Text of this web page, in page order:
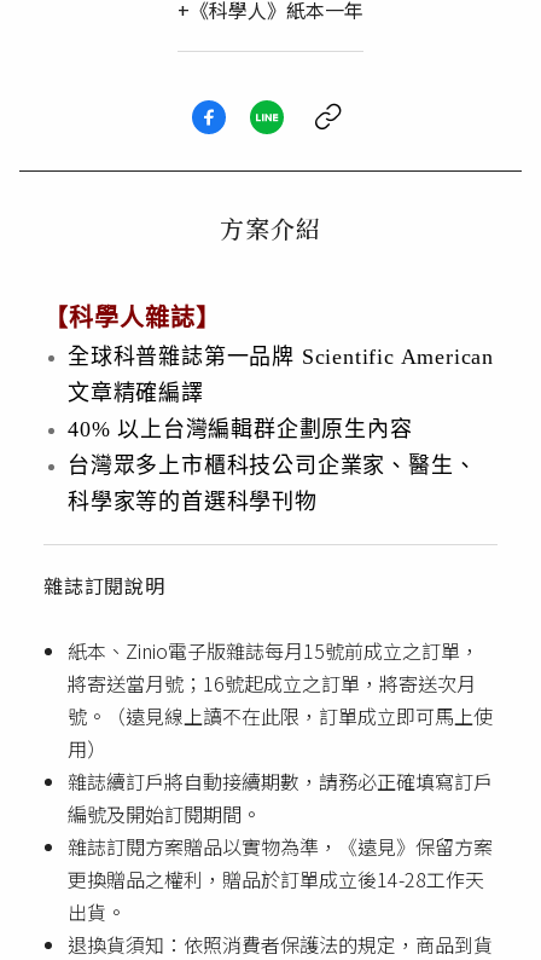
+《科學人》紙本一年
方案介紹
【科學人雜誌】
全球科普雜誌第一品牌 Scientific American
文章精確編譯
40% 以上台灣編輯群企劃原生內容
台灣眾多上市櫃科技公司企業家、醫生、
科學家等的首選科學刊物
雜誌訂閱說明
紙本、Zinio電子版雜誌每月15號前成立之訂單，
將寄送當月號；16號起成立之訂單，將寄送次月
號。（遠見線上讀不在此限，訂單成立即可馬上使
用）
雜誌續訂戶將自動接續期數，請務必正確填寫訂戶
編號及開始訂閱期間。
雜誌訂閱方案贈品以實物為準，《遠見》保留方案
更換贈品之權利，贈品於訂單成立後14-28工作天
出貨。
退換貨須知：依照消費者保護法的規定，商品到貨